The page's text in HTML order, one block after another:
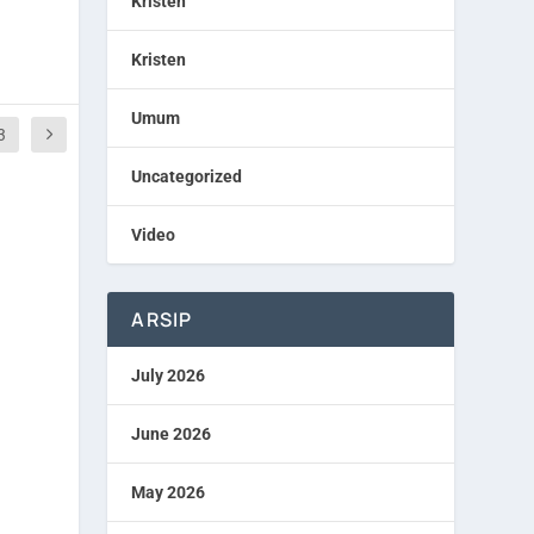
Kristen
Umum
Uncategorized
Video
ARSIP
July 2026
June 2026
May 2026